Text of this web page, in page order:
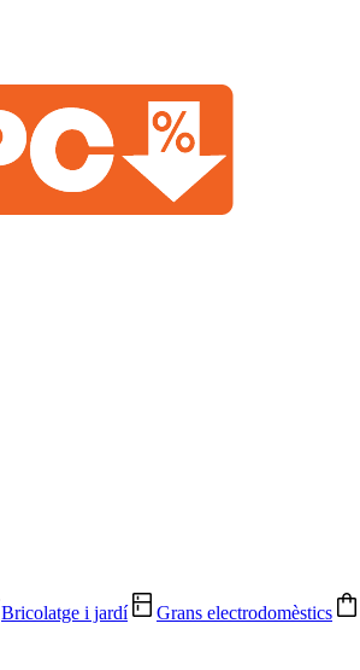
Bricolatge i jardí Grans electrodomèstics